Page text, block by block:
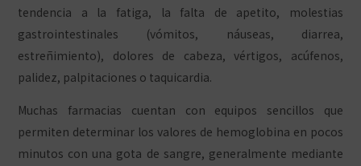
tendencia a la fatiga, la falta de apetito, molestias
gastrointestinales (vómitos, náuseas, diarrea,
estreñimiento), dolores de cabeza, vértigos, acúfenos,
palidez, palpitaciones o taquicardia.
Muchas farmacias cuentan con equipos sencillos que
permiten determinar los valores de hemoglobina en pocos
minutos con una gota de sangre, generalmente mediante